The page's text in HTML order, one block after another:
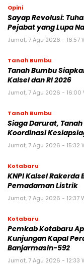
Opini
Sayap Revolusi:
Pejabat yang Lupa
Jumat, 7 Agu 2026 - 16:57
Tanah Bumbu
Tanah Bumbu
Kalsel dan RI 2026
Jumat, 7 Agu 2026 - 16:00
Tanah Bumbu
Siaga Darurat,
Koordinasi
Jumat, 7 Agu 2026 - 15:32
Kotabaru
KNPI Kalsel Rakerda
Pemadaman Listrik
Jumat, 7 Agu 2026 - 12:37
Kotabaru
Pemkab Kotabaru
Kunjungan Kapal
Banjarmasin-592
Jumat, 7 Agu 2026 - 12:33